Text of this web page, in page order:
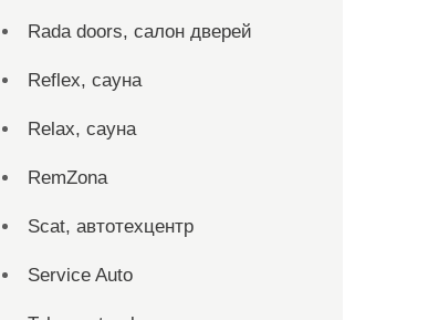
Rada doors, салон дверей
Reflex, сауна
Relax, сауна
RemZona
Scat, автотехцентр
Service Auto